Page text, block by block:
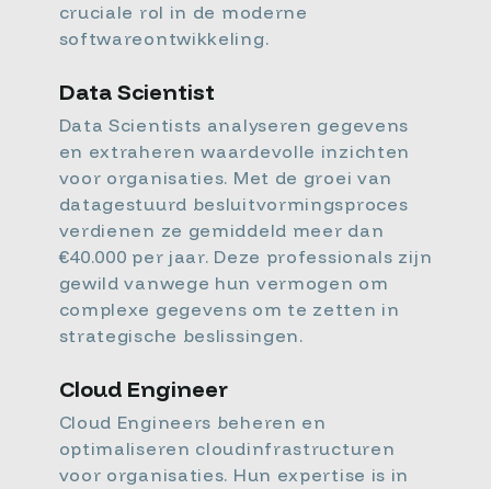
cruciale rol in de moderne
softwareontwikkeling.
Data Scientist
Data Scientists analyseren gegevens
en extraheren waardevolle inzichten
voor organisaties. Met de groei van
datagestuurd besluitvormingsproces
verdienen ze gemiddeld meer dan
€40.000 per jaar. Deze professionals zijn
gewild vanwege hun vermogen om
complexe gegevens om te zetten in
strategische beslissingen.
Cloud Engineer
Cloud Engineers beheren en
optimaliseren cloudinfrastructuren
voor organisaties. Hun expertise is in